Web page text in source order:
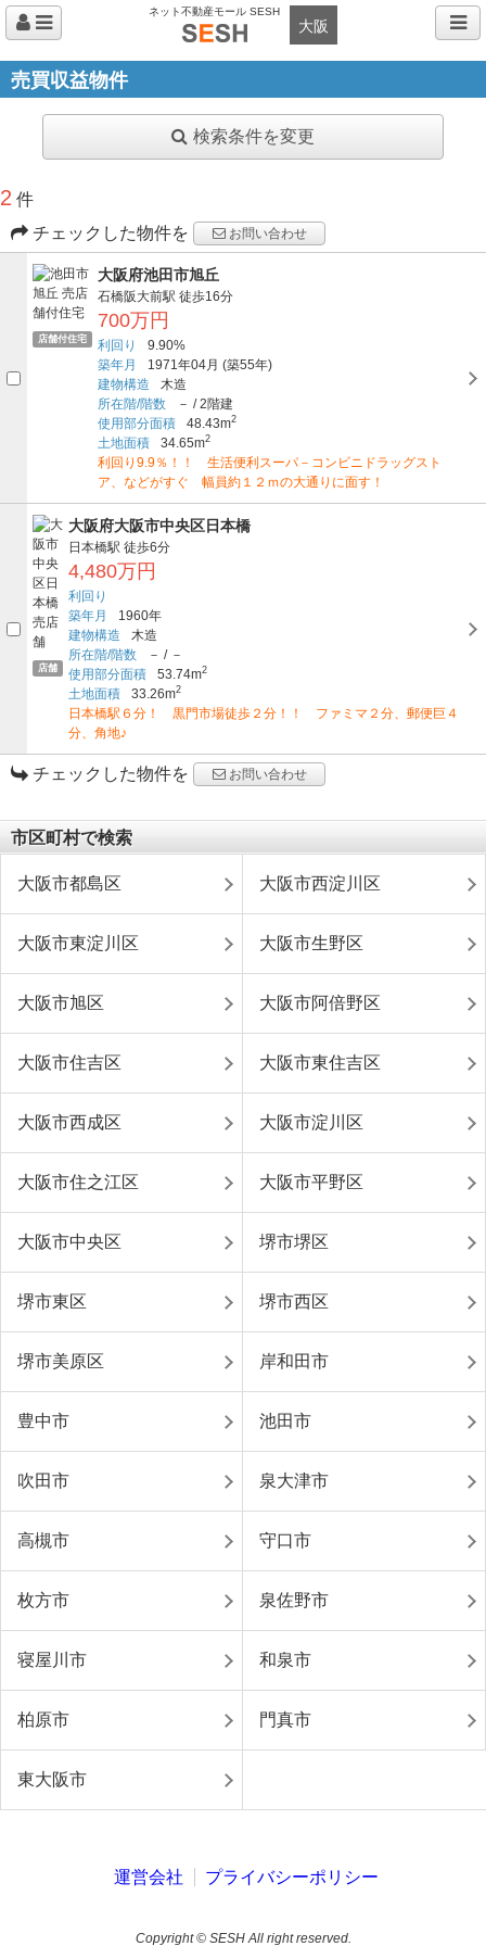
ネット不動産モール SESH
大阪
売買収益物件
検索条件を変更
2 件
チェックした物件を
お問い合わせ
店舗付住宅
大阪府池田市旭丘
石橋阪大前駅 徒歩16分
700万円
利回り
9.90%
築年月
1971年04月 (築55年)
建物構造
木造
所在階/階数
－ /2階建
使用部分面積
48.43m2
土地面積 34.65m2
利回り9.9％！！ 生活便利スーパ－コンビニドラッグスト
ア、などがすぐ 幅員約１２ｍの大通りに面す！
店舗
大阪府大阪市中央区日本橋
日本橋駅 徒歩6分
4,480万円
利回り
築年月
1960年
建物構造
木造
所在階/階数
－ /－
使用部分面積
53.74m2
土地面積 33.26m2
日本橋駅６分！ 黒門市場徒歩２分！！ ファミマ２分、郵便巨４
分、角地♪
チェックした物件を お問い合わせ
市区町村で検索
大阪市都島区 大阪市西淀川区
大阪市東淀川区 大阪市生野区
大阪市旭区 大阪市阿倍野区
大阪市住吉区 大阪市東住吉区
大阪市西成区 大阪市淀川区
大阪市住之江区 大阪市平野区
大阪市中央区 堺市堺区
堺市東区 堺市西区
堺市美原区 岸和田市
豊中市 池田市
吹田市 泉大津市
高槻市 守口市
枚方市 泉佐野市
寝屋川市 和泉市
柏原市 門真市
東大阪市
運営会社 プライバシーポリシー
Copyright © SESH All right reserved.